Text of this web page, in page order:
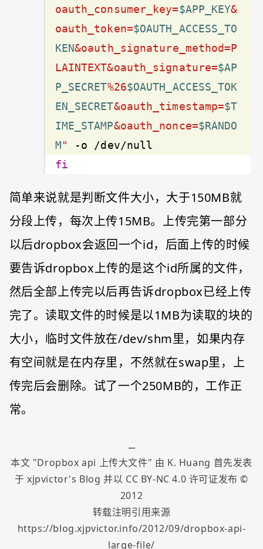
oauth_consumer_key=$APP_KEY&
oauth_token=$OAUTH_ACCESS_TO
KEN&oauth_signature_method=P
LAINTEXT&oauth_signature=$AP
P_SECRET%26$OAUTH_ACCESS_TOK
EN_SECRET&oauth_timestamp=$T
IME_STAMP&oauth_nonce=$RANDO
M"
fi
简单来说就是判断文件大小，大于150MB就
分段上传，每次上传15MB。上传完第一部分
以后dropbox会返回一个id，后面上传的时候
要告诉dropbox上传的是这个id所属的文件，
然后全部上传完以后再告诉dropbox已经上传
完了。读取文件的时候是以1MB为读取的块的
大小，临时文件放在/dev/shm里，如果内存
有空间就是在内存里，不然就在swap里，上
传完后会删除。试了一个250MB的，工作正
常。
本文 "Dropbox api 上传大文件" 由 K. Huang 首先发表
于xjpvictor's Blog 并以 CC BY-NC 4.0 许可证发布 ©
2012
转载注明引用来源
https://blog.xjpvictor.info/2012/09/dropbox-api-
large-file/